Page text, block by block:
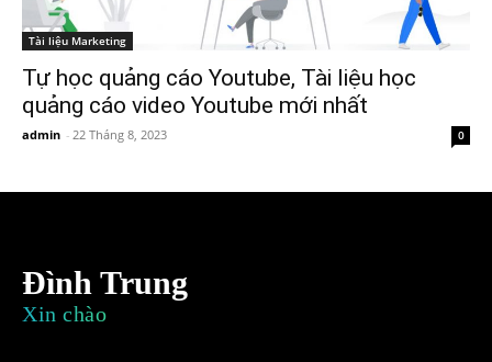
Tài liệu Marketing
Tự học quảng cáo Youtube, Tài liệu học
quảng cáo video Youtube mới nhất
admin - 22 Tháng 8, 2023 0
Đình Trung
Xin chào